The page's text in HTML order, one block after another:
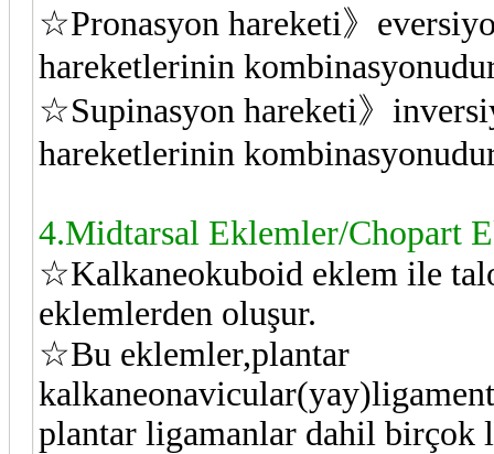
☆Pronasyon hareketi》
hareketlerinin
☆Supinasyon hareketi》
hareketlerinin
4.Midtarsal Eklemler/Chopart
☆Kalkaneokuboid eklem ile
eklemlerden oluşur.
☆Bu eklemler,plantar
plantar ligamanlar dahil birçok